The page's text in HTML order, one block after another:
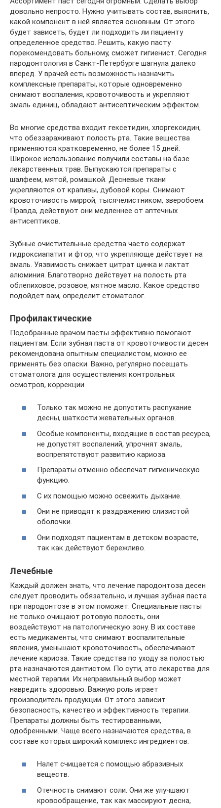
довольно непросто. Нужно учитывать состав, выяснить,
какой компонент в ней является основным. От этого
будет зависеть, будет ли подходить ли пациенту
определенное средство. Решить, какую пасту
порекомендовать больному, сможет гигиенист. Сегодня
пародонтология в Санкт-Петербурге шагнула далеко
вперед. У врачей есть возможность назначить
комплексные препараты, которые одновременно
снимают воспаления, кровоточивость и укрепляют
эмаль единиц, обладают антисептическим эффектом.
Во многие средства входит гексетидин, хлоргексидин,
что обеззараживают полость рта. Такие вещества
применяются кратковременно, не более 15 дней.
Широкое использование получили составы на базе
лекарственных трав. Выпускаются препараты с
шалфеем, мятой, ромашкой. Десневые ткани
укрепляются от крапивы, дубовой коры. Снимают
кровоточивость миррой, тысячелистником, зверобоем.
Правда, действуют они медленнее от аптечных
антисептиков.
Зубные очистительные средства часто содержат
гидроксиапатит и фтор, что укрепляюще действует на
эмаль. Уязвимость снижает цитрат цинка и лактат
алюминия. Благотворно действует на полость рта
облепиховое, розовое, мятное масло. Какое средство
подойдет вам, определит стоматолог.
Профилактические
Подобранные врачом пасты эффективно помогают
пациентам. Если зубная паста от кровоточивости десен
рекомендована опытным специалистом, можно ее
применять без опаски. Важно, регулярно посещать
стоматолога для осуществления контрольных
осмотров, коррекции.
Только так можно не допустить распухание
десны, шаткости жевательных органов.
Особые компоненты, входящие в состав ресурса,
не допустят воспалений, упрочнят эмаль,
воспрепятствуют развитию кариоза.
Препараты отменно обеспечат гигиеническую
функцию.
С их помощью можно освежить дыхание.
Они не приводят к раздражению слизистой
оболочки.
Они подходят пациентам в детском возрасте,
так как действуют бережливо.
Лечебные
Каждый должен знать, что лечение пародонтоза десен
следует проводить обязательно, и лучшая зубная паста
при пародонтозе в этом поможет. Специальные пасты
не только очищают ротовую полость, они
воздействуют на патологическую зону. В их составе
есть медикаменты, что снимают воспалительные
явления, уменьшают кровоточивость, обеспечивают
лечение кариоза. Такие средства по уходу за полостью
рта назначаются дантистом. По сути, это лекарства для
местной терапии. Их неправильный выбор может
навредить здоровью. Важную роль играет
производитель продукции. От этого зависит
безопасность, качество и эффективность терапии.
Препараты должны быть тестированными,
одобренными. Чаще всего назначаются средства, в
составе которых широкий комплекс ингредиентов:
Налет счищается с помощью абразивных
веществ.
Отечность снимают соли. Они же улучшают
кровообращение, так как массируют десна,